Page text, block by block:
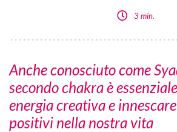
3 min.
Anche conosciuto come
secondo chakra è
energia creativa e
positivi nella nostra vita